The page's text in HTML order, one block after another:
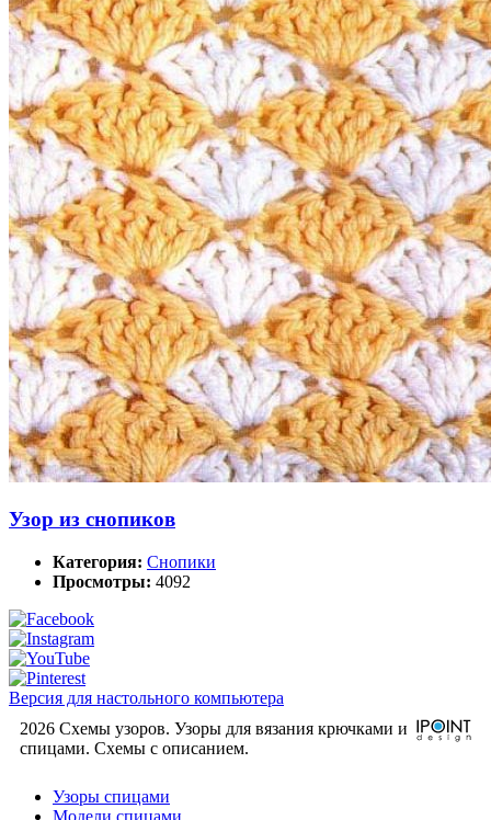
Узор из снопиков
Категория: Снопики
Просмотры: 4092
Версия для настольного компьютера
2026 Схемы узоров. Узоры для вязания крючками и
спицами. Cхемы с описанием.
Узоры спицами
Модели спицами